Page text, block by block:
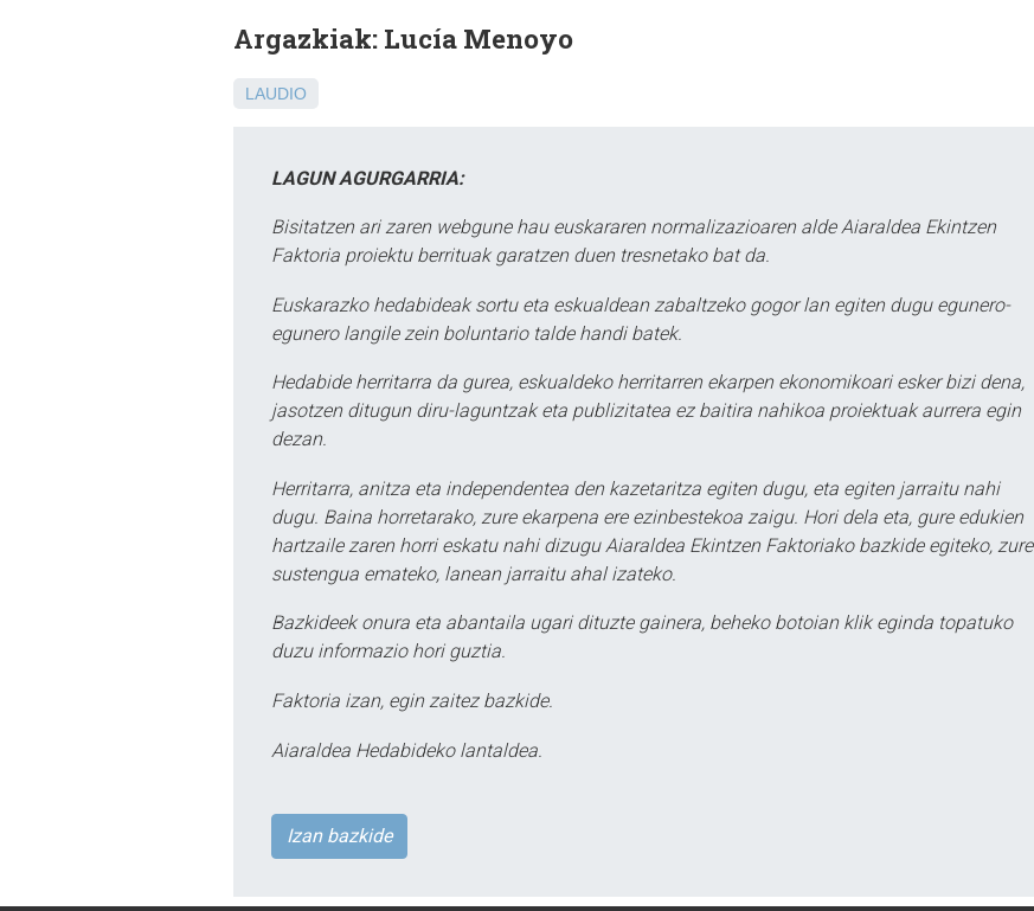
Argazkiak: Lucía Menoyo
LAUDIO
LAGUN AGURGARRIA:
Bisitatzen ari zaren webgune hau euskararen normalizazioaren alde Aiaraldea Ekintzen
Faktoria proiektu berrituak garatzen duen tresnetako bat da.
Euskarazko hedabideak sortu eta eskualdean zabaltzeko gogor lan egiten dugu egunero-
egunero langile zein boluntario talde handi batek.
Hedabide herritarra da gurea, eskualdeko herritarren ekarpen ekonomikoari esker bizi dena,
jasotzen ditugun diru-laguntzak eta publizitatea ez baitira nahikoa proiektuak aurrera egin
dezan.
Herritarra, anitza eta independentea den kazetaritza egiten dugu, eta egiten jarraitu nahi
dugu. Baina horretarako, zure ekarpena ere ezinbestekoa zaigu. Hori dela eta, gure edukien
hartzaile zaren horri eskatu nahi dizugu Aiaraldea Ekintzen Faktoriako bazkide egiteko, zure
sustengua emateko, lanean jarraitu ahal izateko.
Bazkideek onura eta abantaila ugari dituzte gainera, beheko botoian klik eginda topatuko
duzu informazio hori guztia.
Faktoria izan, egin zaitez bazkide.
Aiaraldea Hedabideko lantaldea.
Izan bazkide